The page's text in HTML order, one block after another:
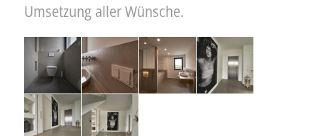
Umsetzung aller Wünsche.